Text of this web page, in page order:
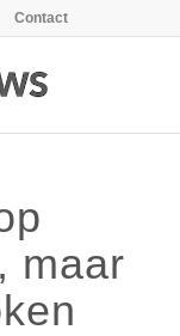
Contact
maar